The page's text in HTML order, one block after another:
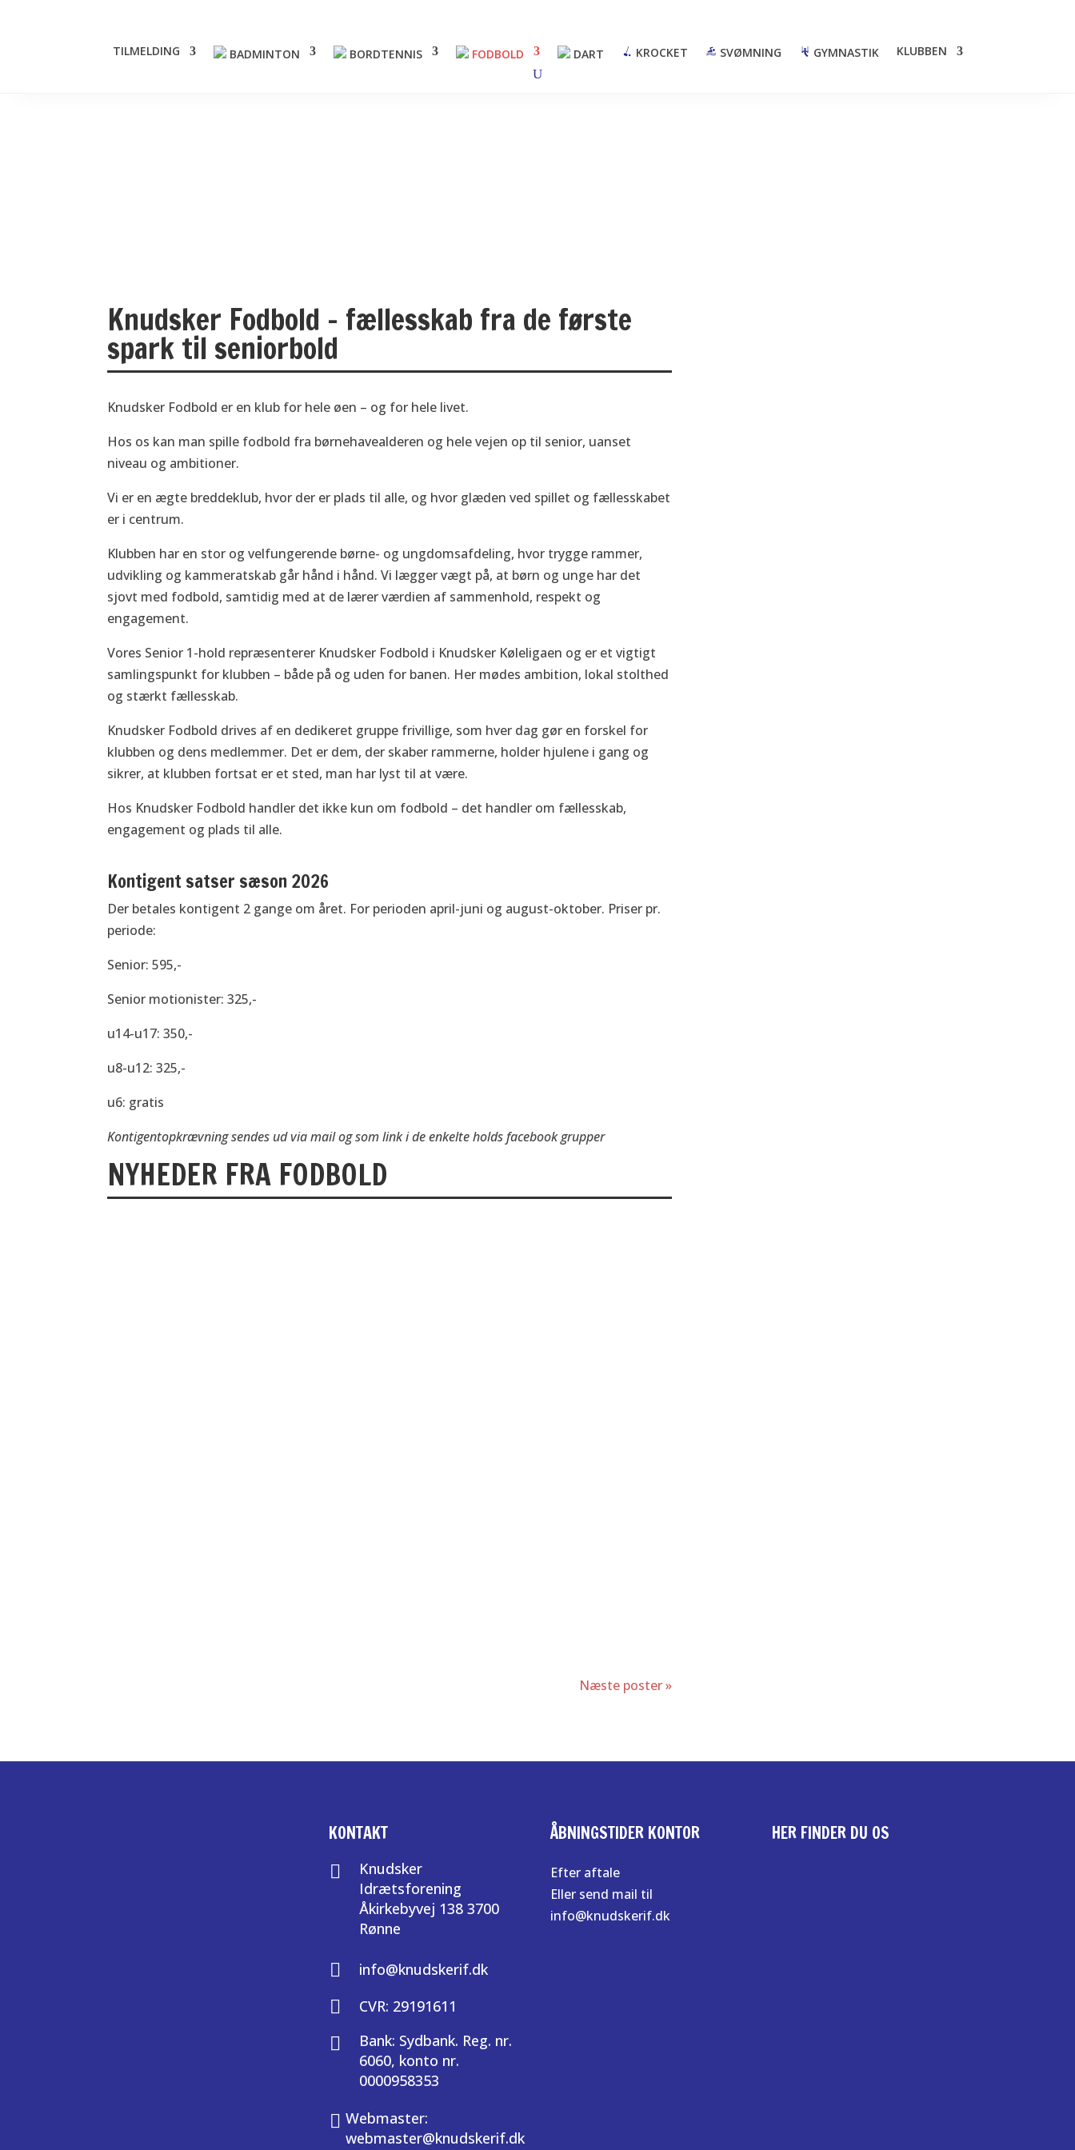
TILMELDING BADMINTON BORDTENNIS FODBOLD DART KROCKET SVØMNING GYMNASTIK KLUBBEN
Knudsker Fodbold – fællesskab fra de første
spark til seniorbold
Knudsker Fodbold er en klub for hele øen – og for hele livet.
Hos os kan man spille fodbold fra børnehavealderen og hele vejen op til senior, uanset
niveau og ambitioner.
Vi er en ægte breddeklub, hvor der er plads til alle, og hvor glæden ved spillet og fællesskabet
er i centrum.
Klubben har en stor og velfungerende børne- og ungdomsafdeling, hvor trygge rammer,
udvikling og kammeratskab går hånd i hånd. Vi lægger vægt på, at børn og unge har det
sjovt med fodbold, samtidig med at de lærer værdien af sammenhold, respekt og
engagement.
Vores Senior 1-hold repræsenterer Knudsker Fodbold i Knudsker Køleligaen og er et vigtigt
samlingspunkt for klubben – både på og uden for banen. Her mødes ambition, lokal stolthed
og stærkt fællesskab.
Knudsker Fodbold drives af en dedikeret gruppe frivillige, som hver dag gør en forskel for
klubben og dens medlemmer. Det er dem, der skaber rammerne, holder hjulene i gang og
sikrer, at klubben fortsat er et sted, man har lyst til at være.
Hos Knudsker Fodbold handler det ikke kun om fodbold – det handler om fællesskab,
engagement og plads til alle.
Kontigent satser sæson 2026
Der betales kontigent 2 gange om året. For perioden april-juni og august-oktober. Priser pr.
periode:
Senior: 595,-
Senior motionister: 325,-
u14-u17: 350,-
u8-u12: 325,-
u6: gratis
Kontigentopkrævning sendes ud via mail og som link i de enkelte holds facebook grupper
NYHEDER FRA FODBOLD
Næste poster »
KONTAKT

Knudsker
Idrætsforening
Åkirkebyvej 138 3700
Rønne
 info@knudskerif.dk
 CVR: 29191611

Bank: Sydbank. Reg. nr.
6060, konto nr.
0000958353
 Webmaster:
webmaster@knudskerif.dk
ÅBNINGSTIDER KONTOR
Efter aftale
Eller send mail til
info@knudskerif.dk
HER FINDER DU OS